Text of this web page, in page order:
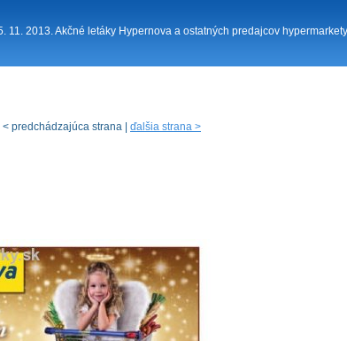
11. 2013. Akčné letáky Hypernova a ostatných predajcov
< predchádzajúca strana | ďalšia strana >